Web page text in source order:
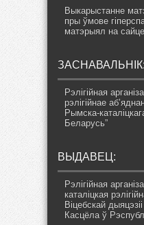
Выкарыстанне
пры ўмове
матэрыял на
ЗАСНАВАЛЬНІК:
Рэлігійная
рэлігійнае
Рымска-
Беларусь”
ВЫДАВЕЦ:
Рэлігійная
каталіцкая
Віцебскай
Касцёла ў